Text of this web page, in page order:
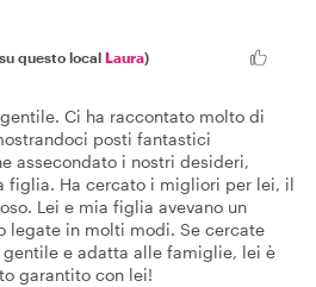
questo local Laura)
Ci ha raccontato molto di
posti fantastici
assecondato i nostri desideri,
figlia. Ha cercato i migliori per lei, il
Lei e mia figlia avevano un
legate in molti modi. Se cercate
e adatta alle famiglie, lei è
garantito con lei!